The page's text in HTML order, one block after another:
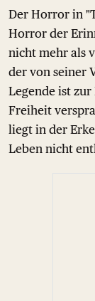
Der Horror in
Horror der
nicht mehr als
der von seiner
Legende ist zur
Freiheit
liegt in der
Leben nicht